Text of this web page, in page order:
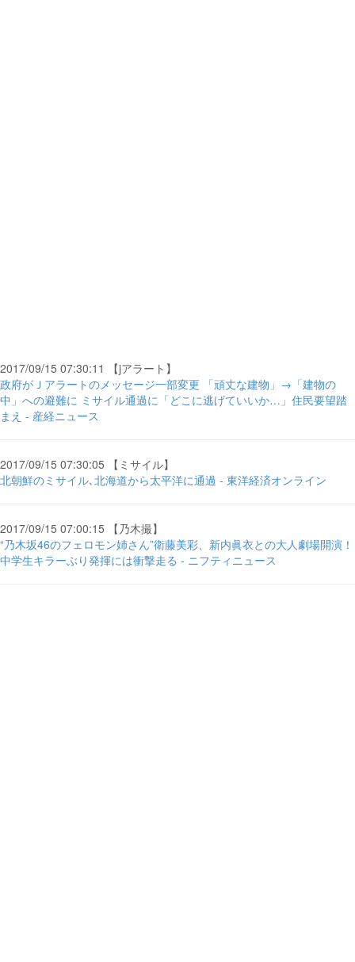
2017/09/15 07:30:11 【jアラート】
政府がＪアラートのメッセージ一部変更 「頑丈な建物」→「建物の
中」への避難に ミサイル通過に「どこに逃げていいか…」住民要望踏
まえ - 産経ニュース
2017/09/15 07:30:05 【ミサイル】
北朝鮮のミサイル､北海道から太平洋に通過 - 東洋経済オンライン
2017/09/15 07:00:15 【乃木撮】
“乃木坂46のフェロモン姉さん”衛藤美彩、新内眞衣との大人劇場開演！
中学生キラーぶり発揮には衝撃走る - ニフティニュース